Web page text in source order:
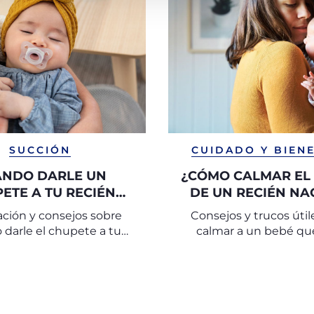
SUCCIÓN
DARLE UN
A TU RECIÉN
NACIDO
y consejos sobre
darle el chupete a tu
CUIDADO Y
¿CÓMO CALMAR
DE UN RECIÉN
Consejos y trucos
calmar a un bebé